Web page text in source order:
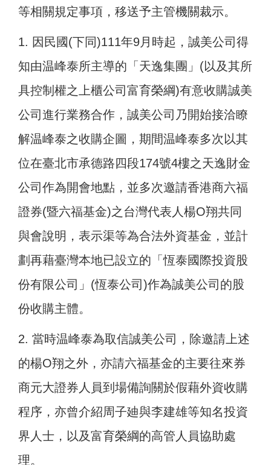
等相關規定事項，移送予主管機關裁示。
1. 因民國(下同)111年9月時起，誠美公司得
知由温峰泰所主導的「天逸集團」(以及其所
具控制權之上櫃公司富育榮綱)有意收購誠美
公司進行業務合作，誠美公司乃開始接洽瞭
解温峰泰之收購企圖，期間温峰泰多次以其
位在臺北市承德路四段174號4樓之天逸財金
公司作為開會地點，並多次邀請香港商六福
證券(暨六福基金)之台灣代表人楊O翔共同
與會說明，表示渠等為合法外資基金，並計
劃再藉臺灣本地已設立的「恆泰國際投資股
份有限公司」(恆泰公司)作為誠美公司的股
份收購主體。
2. 當時温峰泰為取信誠美公司，除邀請上述
的楊O翔之外，亦請六福基金的主要往來券
商元大證券人員到場備詢關於假藉外資收購
程序，亦曾介紹周子廸與李建雄等知名投資
界人士，以及富育榮綱的高管人員協助處
理。